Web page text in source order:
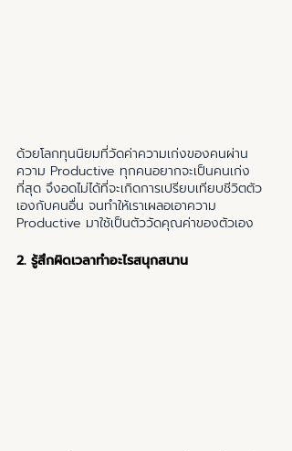
ด้วยโลกทุนนิยมที่วัดค่าความเก่งของคนผ่าน
ความ Productive ทุกคนอยากจะเป็นคนเก่ง
ที่สุด จึงอดไม่ได้ที่จะเกิดการเปรียบเทียบชีวิตตัว
เองกับคนอื่น จนทำให้เราเผลอเอาความ
Productive มาใช้เป็นตัววัดคุณค่าของตัวเอง
2. รู้สึกผิดเวลาทำอะไรสนุกสนาน